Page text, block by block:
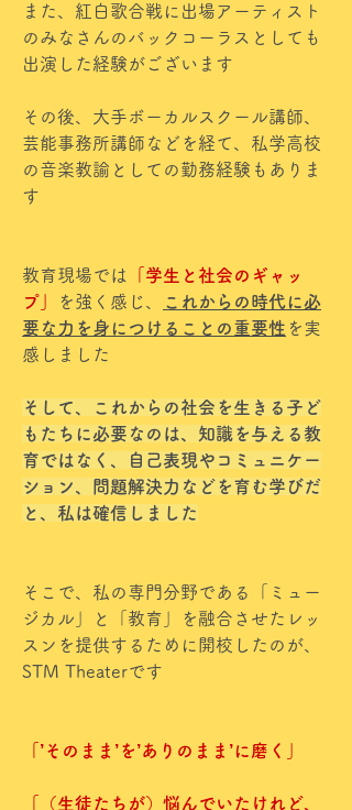
また、紅白歌合戦に出場アーティスト
のみなさんのバックコーラスとしても
出演した経験がございます
その後、大手ボーカルスクール講師、
芸能事務所講師などを経て、私学高校
の音楽教諭としての勤務経験もありま
す
教育現場では
「学生と社会のギャッ
プ」
を強く感じ、
これからの時代に必
要な力を身につけることの重要性 を実
感しました
そして、これからの社会を生きる子ど
もたちに必要なのは、知識を与える教
育ではなく、自己表現やコミュニケー
ション、問題解決力などを育む学びだ
と、私は確信しました
そこで、私の専門分野である「ミュー
ジカル」と「教育」を融合させたレッ
スンを提供するために開校したのが、
STM Theaterです
「’そのまま’を’ありのまま’に磨く」
「（生徒たちが）悩んでいたけれど、